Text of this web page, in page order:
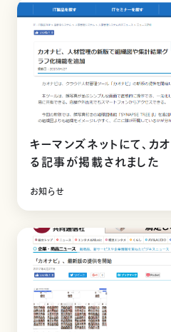
キーマンズネットにて、
る記事が掲載されました
お知らせ